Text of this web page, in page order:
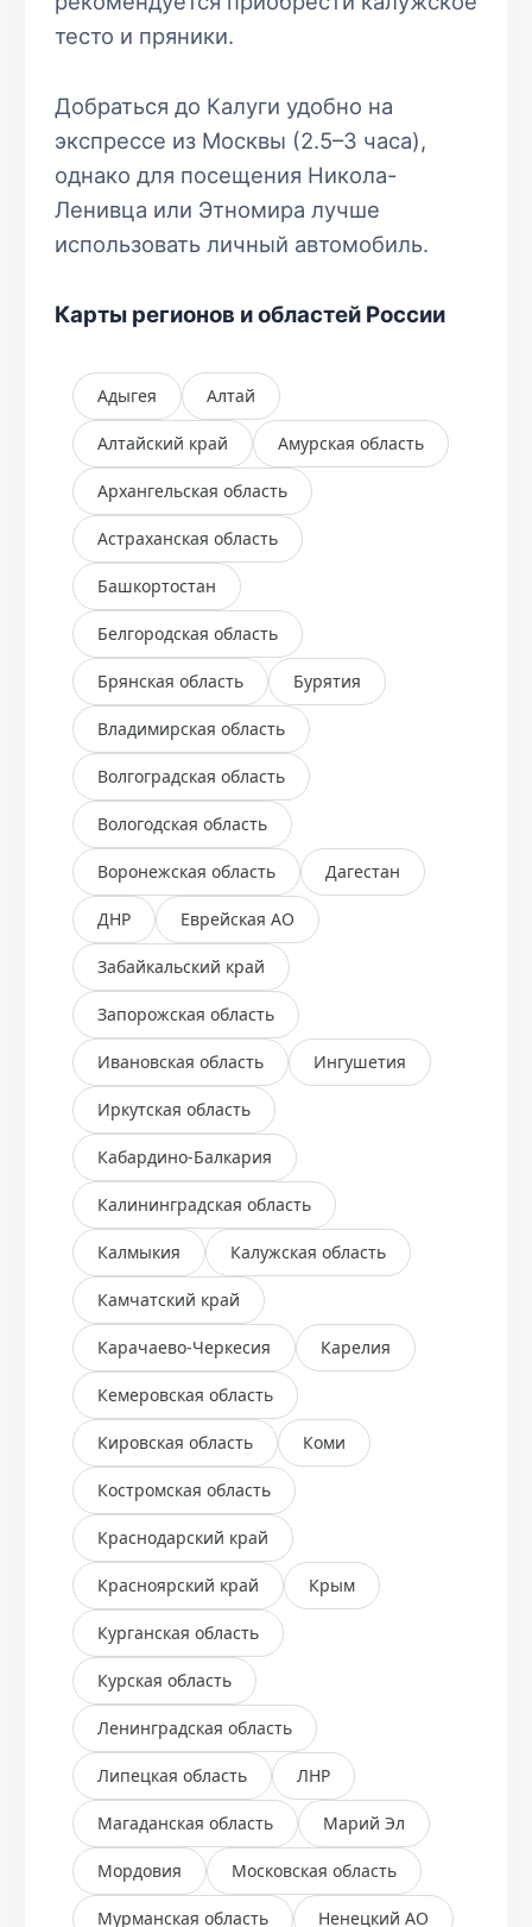
тесто и пряники.
Добраться до Калуги удобно на
экспрессе из Москвы (2.5–3 часа),
однако для посещения Никола-
Ленивца или Этномира лучше
использовать личный автомобиль.
Карты регионов и областей России
Адыгея Алтай
Алтайский край Амурская область
Архангельская область
Астраханская область
Башкортостан
Белгородская область
Брянская область Бурятия
Владимирская область
Волгоградская область
Вологодская область
Воронежская область Дагестан
ДНР Еврейская АО
Забайкальский край
Запорожская область
Ивановская область Ингушетия
Иркутская область
Кабардино-Балкария
Калининградская область
Калмыкия Калужская область
Камчатский край
Карачаево-Черкесия Карелия
Кемеровская область
Кировская область Коми
Костромская область
Краснодарский край
Красноярский край Крым
Курганская область
Курская область
Ленинградская область
Липецкая область ЛНР
Магаданская область Марий Эл
Мордовия Московская область
Мурманская область Ненецкий АО